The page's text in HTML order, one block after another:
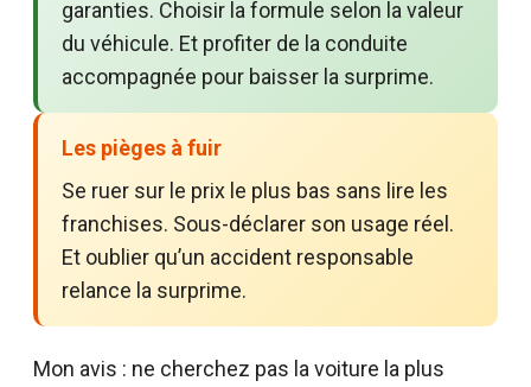
garanties. Choisir la formule selon la valeur
du véhicule. Et profiter de la conduite
accompagnée pour baisser la surprime.
Les pièges à fuir
Se ruer sur le prix le plus bas sans lire les
franchises. Sous-déclarer son usage réel.
Et oublier qu’un accident responsable
relance la surprime.
Mon avis : ne cherchez pas la voiture la plus